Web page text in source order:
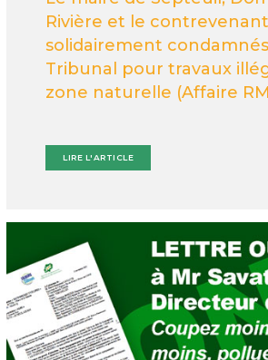
Rivière et le contrevenant
solidairement
Tribunal pour travaux
zone naturelle (Affaire
LIRE L'ARTICLE